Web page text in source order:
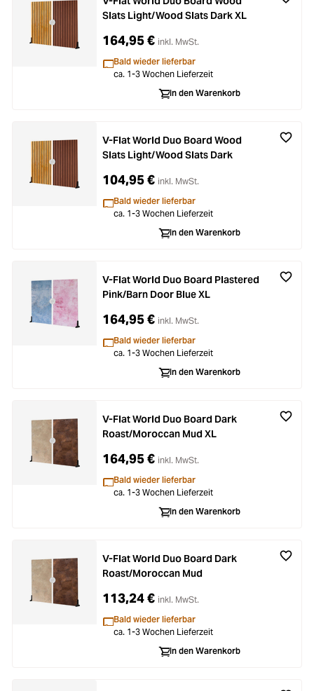
Slats Light/Wood Slats Dark XL
164,95 € inkl. MwSt.
Bald wieder lieferbar
ca. 1-3 Wochen Lieferzeit
In den Warenkorb
V-Flat World Duo Board Wood
Slats Light/Wood Slats Dark
104,95 € inkl. MwSt.
Bald wieder lieferbar
ca. 1-3 Wochen Lieferzeit
In den Warenkorb
V-Flat World Duo Board Plastered
Pink/Barn Door Blue XL
164,95 € inkl. MwSt.
Bald wieder lieferbar
ca. 1-3 Wochen Lieferzeit
In den Warenkorb
V-Flat World Duo Board Dark
Roast/Moroccan Mud XL
164,95 € inkl. MwSt.
Bald wieder lieferbar
ca. 1-3 Wochen Lieferzeit
In den Warenkorb
V-Flat World Duo Board Dark
Roast/Moroccan Mud
113,24 € inkl. MwSt.
Bald wieder lieferbar
ca. 1-3 Wochen Lieferzeit
In den Warenkorb